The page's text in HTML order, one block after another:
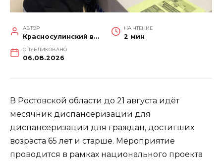
АВТОР
Красносулинский вестник
НА ЧТЕНИЕ
2 мин
ОПУБЛИКОВАНО
06.08.2026
В Ростовской области до 21 августа идёт
месячник диспансеризации для
диспансеризации для граждан, достигших
возраста 65 лет и старше. Мероприятие
проводится в рамках национального проекта